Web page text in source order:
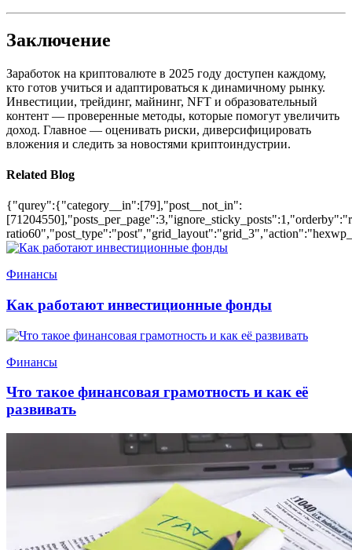
Заключение
Заработок на криптовалюте в 2025 году доступен каждому,
кто готов учиться и адаптироваться к динамичному рынку.
Инвестиции, трейдинг, майнинг, NFT и образовательный
контент — проверенные методы, которые помогут увеличить
доход. Главное — оценивать риски, диверсифицировать
вложения и следить за новостями криптоиндустрии.
Related Blog
{"qurey":{"category__in":[79],"post__not_in":
Финансы
Как работают инвестиционные фонды
Финансы
Что такое финансовая грамотность и как её
развивать